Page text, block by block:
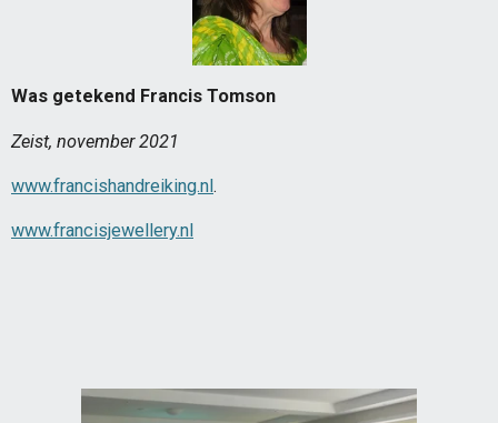
Was getekend Francis Tomson
Zeist, november 2021
www.francishandreiking.nl.
www.francisjewellery.nl